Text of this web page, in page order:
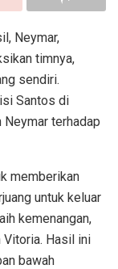
Neymar,
timnya,
sendiri.
Santos di
terhadap
memberikan
untuk keluar
kemenangan,
Vitoria. Hasil ini
bawah